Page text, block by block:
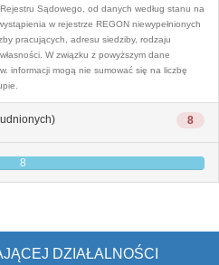
Sądowego, od danych według stanu na
w rejestrze REGON niewypełnionych
pracujących, adresu siedziby, rodzaju
W związku z powyższym dane
informacji mogą nie sumować się na liczbę
8
8
DZIAŁALNOŚCI